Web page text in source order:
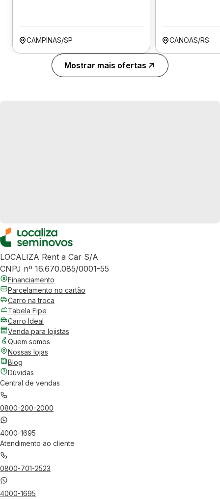
CAMPINAS/SP CANOAS/RS
Mostrar mais ofertas
LOCALIZA Rent a Car S/A
CNPJ nº 16.670.085/0001-55
Financiamento
Parcelamento no cartão
Carro na troca
Tabela Fipe
Carro Ideal
Venda para lojistas
Quem somos
Nossas lojas
Blog
Dúvidas
Central de vendas
0800-200-2000
4000-1695
Atendimento ao cliente
0800-701-2523
4000-1695